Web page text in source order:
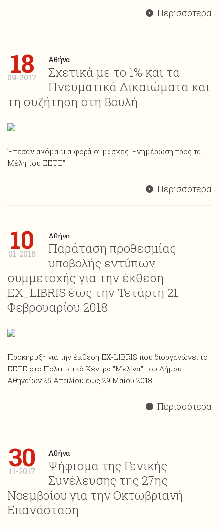
Περισσότερα
18
09-2017
Αθήνα
Σχετικά με το 1% και τα
Πνευματικά Δικαιώματα και
τη συζήτηση στη Βουλή
Έπεσαν ακόμα μια φορά οι μάσκες. Ενημέρωση προς τα
Μέλη του ΕΕΤΕ".
Περισσότερα
10
01-2018
Αθήνα
Παράταση προθεσμίας
υποβολής εντύπων
συμμετοχής για την έκθεση
ΕΧ_LIBRIS έως την Τετάρτη 21
Φεβρουαρίου 2018
Προκήρυξη για την έκθεση ΕΧ-LIBRIS που διοργανώνει το
ΕΕΤΕ στο Πολιτιστικό Κέντρο "Μελίνα" του Δήμου
Αθηναίων 25 Απριλίου έως 29 Μαΐου 2018
Περισσότερα
30
11-2017
Αθήνα
Ψήφισμα της Γενικής
Συνέλευσης της 27ης
Νοεμβρίου για την Οκτωβριανή
Επανάσταση